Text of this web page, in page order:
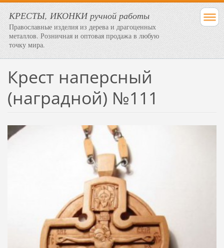
КРЕСТЫ, ИКОНКИ ручной работы
Православные изделия из дерева и драгоценных
металлов. Розничная и оптовая продажа в любую
точку мира.
Крест наперсный
(наградной) №111